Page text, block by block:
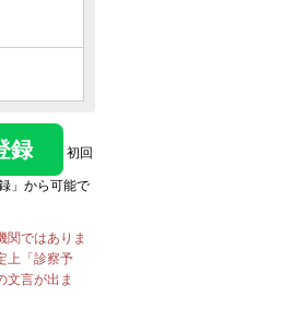
録 初回
」から可能で
関ではありま
上「診察予
文言が出ま